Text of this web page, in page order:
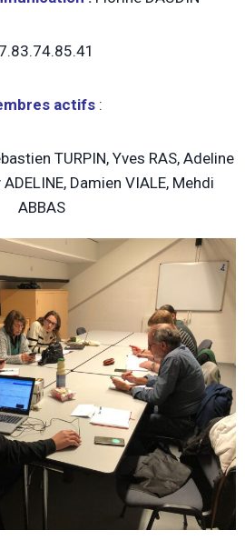
actifs :
TURPIN, Yves RAS, Adeline
Damien VIALE, Mehdi
ABBAS